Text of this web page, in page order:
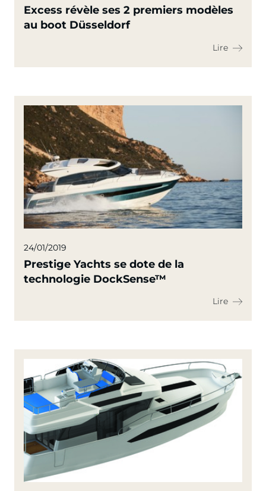
Excess révèle ses 2 premiers modèles
au boot Düsseldorf
Lire
24/01/2019
Prestige Yachts se dote de la
technologie DockSense™
Lire